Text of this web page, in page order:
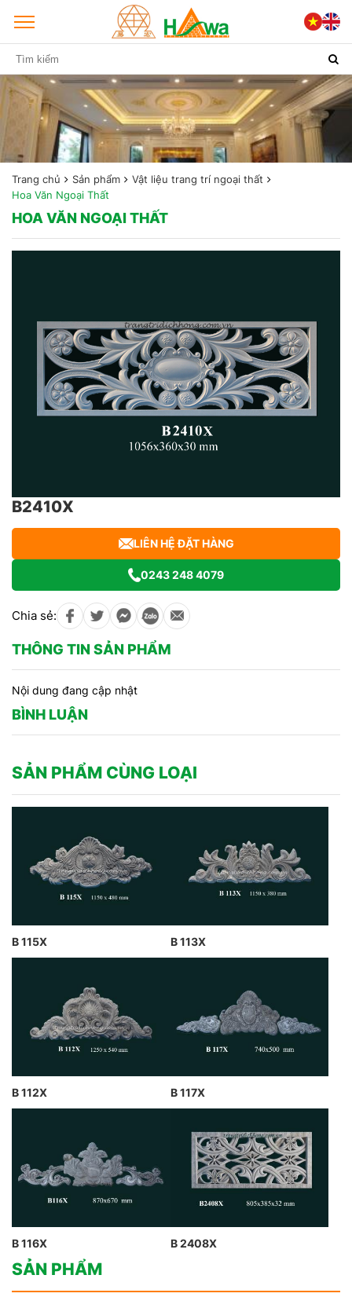
Trang chủ Sản phẩm
Vật liệu trang trí ngoại thất
Hoa Văn Ngoại Thất
HOA VĂN NGOẠI THẤT
B2410X
LIÊN HỆ ĐẶT HÀNG
0243 248 4079
Chia sẻ:
THÔNG TIN SẢN PHẨM
Nội dung đang cập nhật
BÌNH LUẬN
SẢN PHẨM CÙNG LOẠI
B 115X B 113X
B 112X B 117X
B 116X B 2408X
SẢN PHẨM